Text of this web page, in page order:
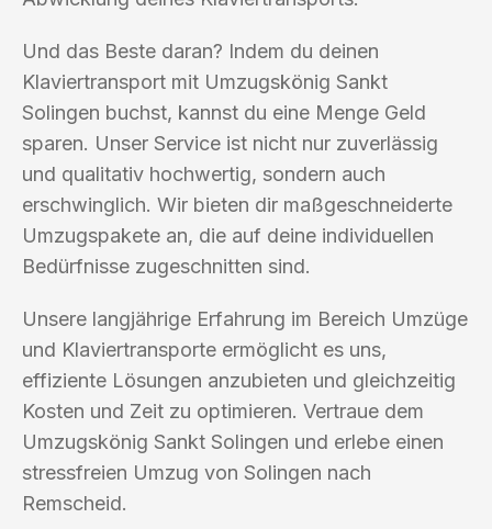
Und das Beste daran? Indem du deinen
Klaviertransport mit Umzugskönig Sankt
Solingen buchst, kannst du eine Menge Geld
sparen. Unser Service ist nicht nur zuverlässig
und qualitativ hochwertig, sondern auch
erschwinglich. Wir bieten dir maßgeschneiderte
Umzugspakete an, die auf deine individuellen
Bedürfnisse zugeschnitten sind.
Unsere langjährige Erfahrung im Bereich Umzüge
und Klaviertransporte ermöglicht es uns,
effiziente Lösungen anzubieten und gleichzeitig
Kosten und Zeit zu optimieren. Vertraue dem
Umzugskönig Sankt Solingen und erlebe einen
stressfreien Umzug von Solingen nach
Remscheid.